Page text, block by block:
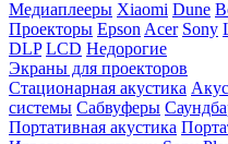
Медиаплееры Xiaomi Dune
Проекторы Epson Acer Sony
DLP LCD Недорогие
Экраны для проекторов
Стационарная акустика
системы Сабвуферы
Портативная акустика